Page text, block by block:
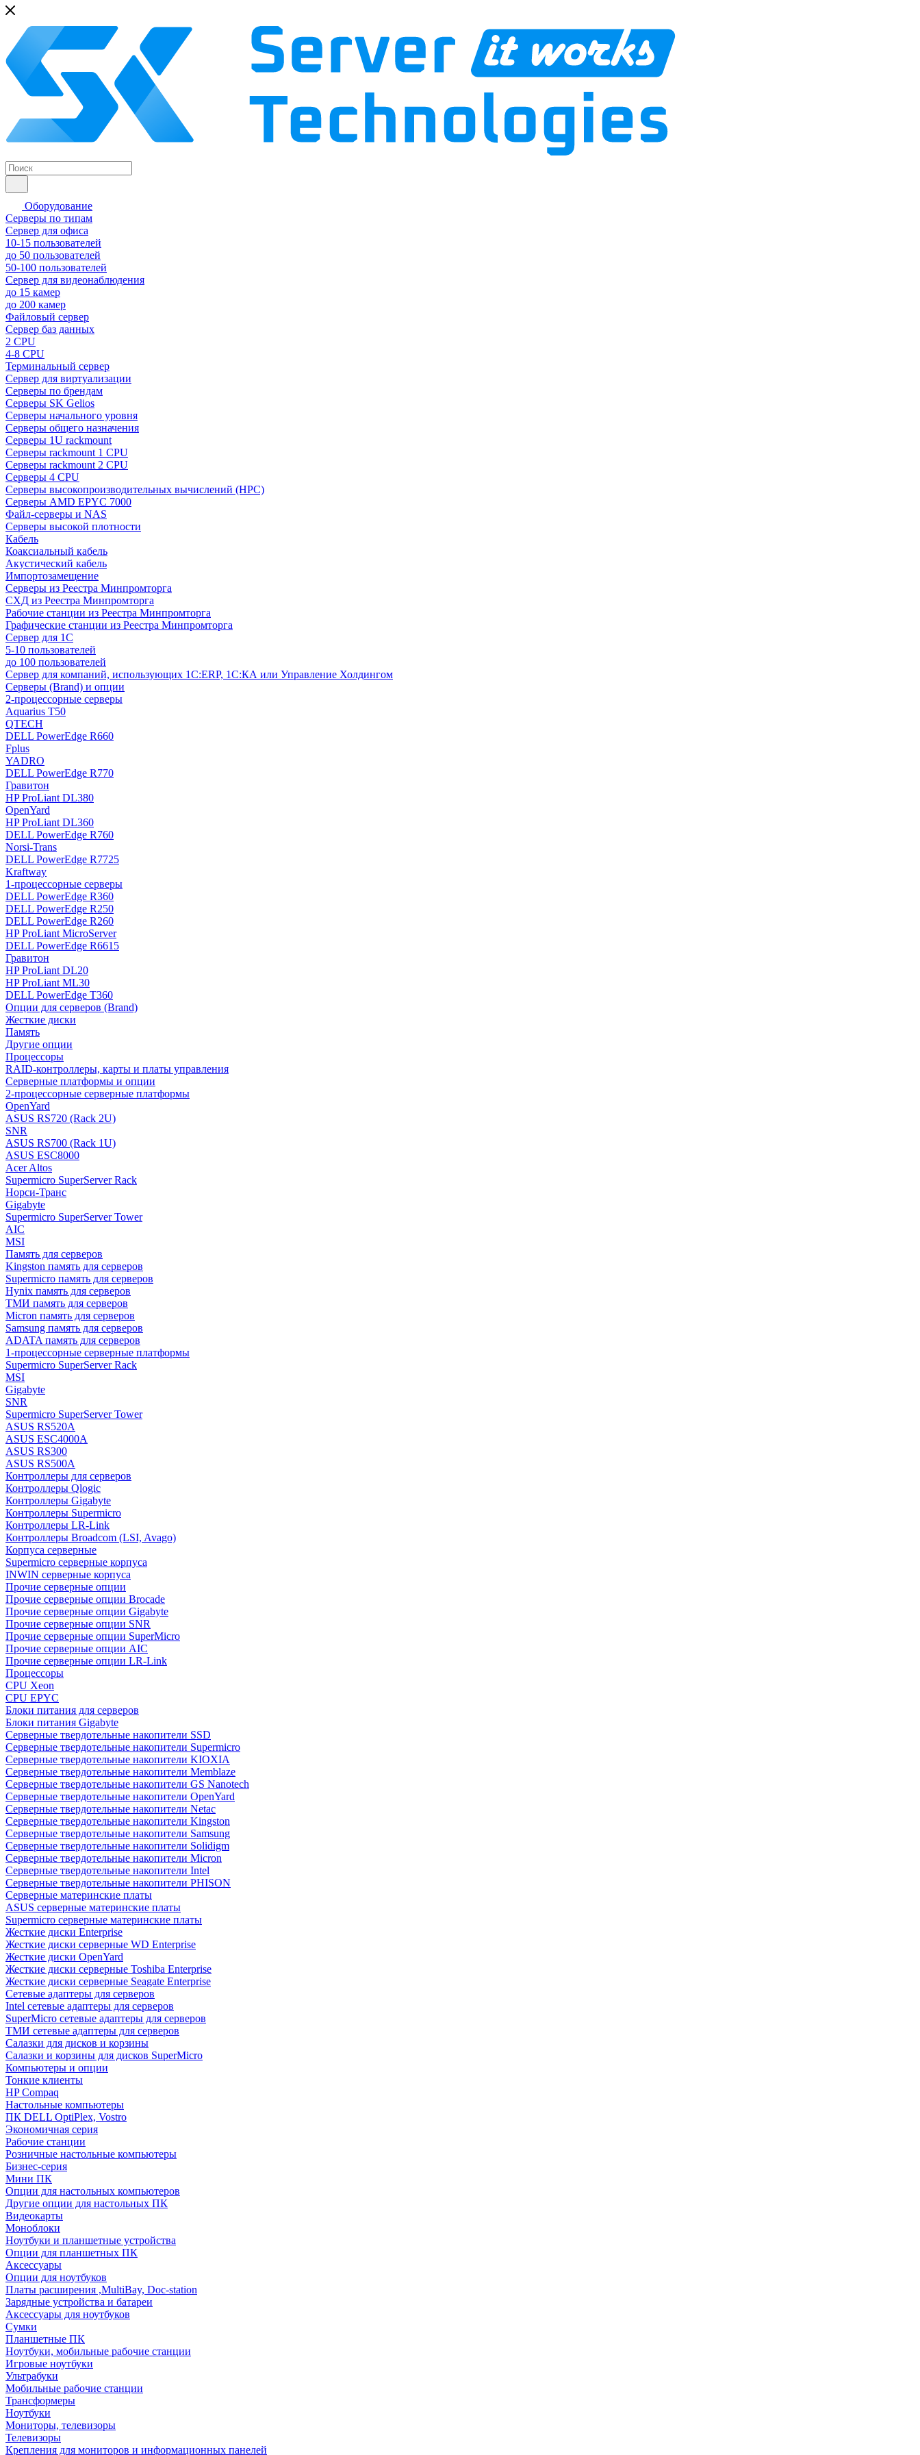
Оборудование
Серверы по типам
Сервер для офиса
10-15 пользователей
до 50 пользователей
50-100 пользователей
Сервер для видеонаблюдения
до 15 камер
до 200 камер
Файловый сервер
Сервер баз данных
2 CPU
4-8 CPU
Терминальный сервер
Сервер для виртуализации
Серверы по брендам
Серверы SK Gelios
Серверы начального уровня
Серверы общего назначения
Серверы 1U rackmount
Серверы rackmount 1 CPU
Серверы rackmount 2 CPU
Серверы 4 CPU
Серверы высокопроизводительных вычислений (HPC)
Серверы AMD EPYC 7000
Файл-серверы и NAS
Серверы высокой плотности
Кабель
Коаксиальный кабель
Акустический кабель
Импортозамещение
Серверы из Реестра Минпромторга
СХД из Реестра Минпромторга
Рабочие станции из Реестра Минпромторга
Графические станции из Реестра Минпромторга
Сервер для 1С
5-10 пользователей
до 100 пользователей
Сервер для компаний, использующих 1C:ERP, 1С:КА или Управление Холдингом
Серверы (Brand) и опции
2-процессорные серверы
Aquarius T50
QTECH
DELL PowerEdge R660
Fplus
YADRO
DELL PowerEdge R770
Гравитон
HP ProLiant DL380
OpenYard
HP ProLiant DL360
DELL PowerEdge R760
Norsi-Trans
DELL PowerEdge R7725
Kraftway
1-процессорные серверы
DELL PowerEdge R360
DELL PowerEdge R250
DELL PowerEdge R260
HP ProLiant MicroServer
DELL PowerEdge R6615
Гравитон
HP ProLiant DL20
HP ProLiant ML30
DELL PowerEdge T360
Опции для серверов (Brand)
Жесткие диски
Память
Другие опции
Процессоры
RAID-контроллеры, карты и платы управления
Серверные платформы и опции
2-процессорные серверные платформы
OpenYard
ASUS RS720 (Rack 2U)
SNR
ASUS RS700 (Rack 1U)
ASUS ESC8000
Acer Altos
Supermicro SuperServer Rack
Норси-Транс
Gigabyte
Supermicro SuperServer Tower
AIC
MSI
Память для серверов
Kingston память для серверов
Supermicro память для серверов
Hynix память для серверов
ТМИ память для серверов
Micron память для серверов
Samsung память для серверов
ADATA память для серверов
1-процессорные серверные платформы
Supermicro SuperServer Rack
MSI
Gigabyte
SNR
Supermicro SuperServer Tower
ASUS RS520A
ASUS ESC4000A
ASUS RS300
ASUS RS500A
Контроллеры для серверов
Контроллеры Qlogic
Контроллеры Gigabyte
Контроллеры Supermicro
Контроллеры LR-Link
Контроллеры Broadcom (LSI, Avago)
Корпуса серверные
Supermicro серверные корпуса
INWIN серверные корпуса
Прочие серверные опции
Прочие серверные опции Brocade
Прочие серверные опции Gigabyte
Прочие серверные опции SNR
Прочие серверные опции SuperMicro
Прочие серверные опции AIC
Прочие серверные опции LR-Link
Процессоры
CPU Xeon
CPU EPYC
Блоки питания для серверов
Блоки питания Gigabyte
Серверные твердотельные накопители SSD
Cерверные твердотельные накопители Supermicro
Cерверные твердотельные накопители KIOXIA
Cерверные твердотельные накопители Memblaze
Cерверные твердотельные накопители GS Nanotech
Серверные твердотельные накопители OpenYard
Серверные твердотельные накопители Netac
Cерверные твердотельные накопители Kingston
Cерверные твердотельные накопители Samsung
Cерверные твердотельные накопители Solidigm
Cерверные твердотельные накопители Micron
Cерверные твердотельные накопители Intel
Cерверные твердотельные накопители PHISON
Серверные материнские платы
ASUS серверные материнские платы
Supermicro серверные материнские платы
Жесткие диски Enterprise
Жесткие диски серверные WD Enterprise
Жесткие диски OpenYard
Жесткие диски серверные Toshiba Enterprise
Жесткие диски серверные Seagate Enterprise
Сетевые адаптеры для серверов
Intel сетевые адаптеры для серверов
SuperMicro сетевые адаптеры для серверов
ТМИ сетевые адаптеры для серверов
Салазки для дисков и корзины
Салазки и корзины для дисков SuperMicro
Компьютеры и опции
Тонкие клиенты
HP Compaq
Настольные компьютеры
ПК DELL OptiPlex, Vostro
Экономичная серия
Рабочие станции
Розничные настольные компьютеры
Бизнес-серия
Мини ПК
Опции для настольных компьютеров
Другие опции для настольных ПК
Видеокарты
Моноблоки
Ноутбуки и планшетные устройства
Опции для планшетных ПК
Аксессуары
Опции для ноутбуков
Платы расширения ,MultiBay, Doc-station
Зарядные устройства и батареи
Аксессуары для ноутбуков
Сумки
Планшетные ПК
Ноутбуки, мобильные рабочие станции
Игровые ноутбуки
Ультрабуки
Мобильные рабочие станции
Трансформеры
Ноутбуки
Мониторы, телевизоры
Телевизоры
Крепления для мониторов и информационных панелей